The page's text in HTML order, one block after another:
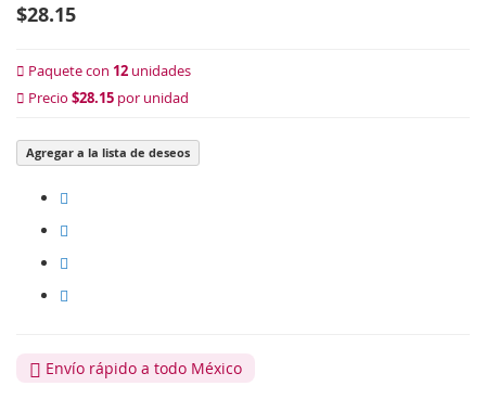
$28.15
Paquete con 12 unidades
Precio $28.15 por unidad
Agregar a la lista de deseos
Envío rápido a todo México